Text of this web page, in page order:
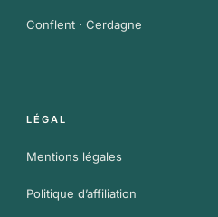
Conflent · Cerdagne
LÉGAL
Mentions légales
Politique d’affiliation